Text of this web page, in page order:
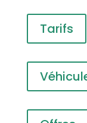
Tarifs